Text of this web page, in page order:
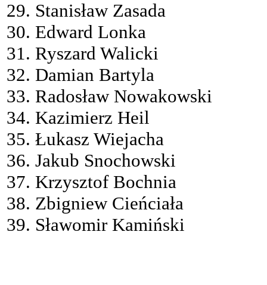
29. Stanisław Zasada
30. Edward Lonka
31. Ryszard Walicki
32. Damian Bartyla
33. Radosław Nowakowski
34. Kazimierz Heil
35. Łukasz Wiejacha
36. Jakub Snochowski
37. Krzysztof Bochnia
38. Zbigniew Cieńciała
39. Sławomir Kamiński